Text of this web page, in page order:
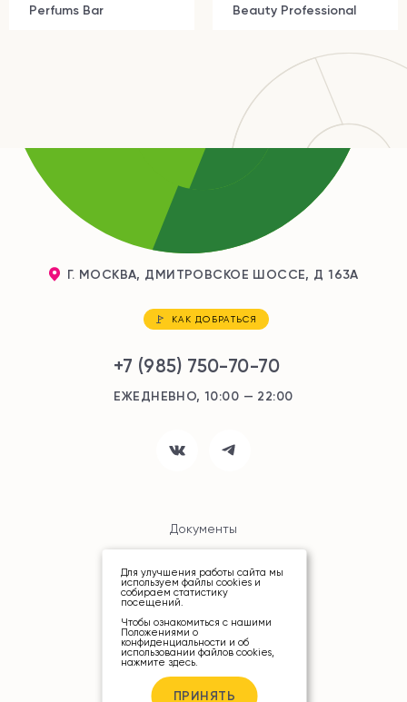
Для улучшения работы сайта мы
используем файлы cookies и
собираем статистику
посещений.
Чтобы ознакомиться с нашими
Положениями о
конфиденциальности и об
использовании файлов cookies,
нажмите здесь.
ПРИНЯТЬ
Perfums Bar Beauty Professional
Г. МОСКВА, ДМИТРОВСКОЕ ШОССЕ, Д 163А
КАК ДОБРАТЬСЯ
+7 (985) 750-70-70
ЕЖЕДНЕВНО, 10:00 — 22:00
Документы
Карта сайта
© ТРЦ «РИО», 2026